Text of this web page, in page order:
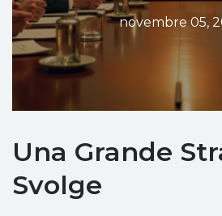
novembre 05,
Una Grande
Svolge